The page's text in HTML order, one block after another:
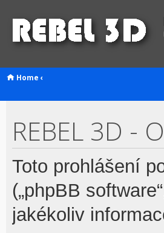
Home ‹
REBEL 3D -
Toto prohlášení
(„phpBB
jakékoliv